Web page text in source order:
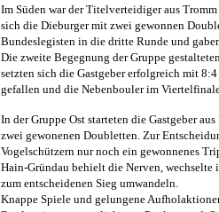
Im Süden war der Titelverteidiger aus
sich die Dieburger mit zwei gewonnen
Bundeslegisten in die dritte Runde und
Die zweite Begegnung der Gruppe
setzten sich die Gastgeber erfolgreich mit
gefallen und die Nebenbouler im
In der Gruppe Ost starteten die Gastgeber
zwei gewonenen Doubletten. Zur
Vogelschützern nur noch ein gewonnenes
Hain-Gründau behielt die Nerven,
zum entscheidenen Sieg umwandeln.
Knappe Spiele und gelungene